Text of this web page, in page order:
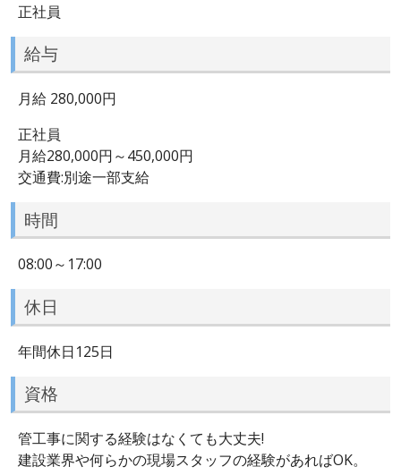
正社員
給与
月給 280,000円
正社員
月給280,000円～450,000円
交通費:別途一部支給
時間
08:00～17:00
休日
年間休日125日
資格
管工事に関する経験はなくても大丈夫!
建設業界や何らかの現場スタッフの経験があればOK。